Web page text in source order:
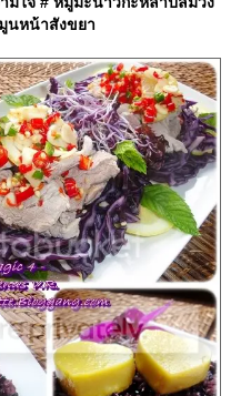
นหน้าสังขยา